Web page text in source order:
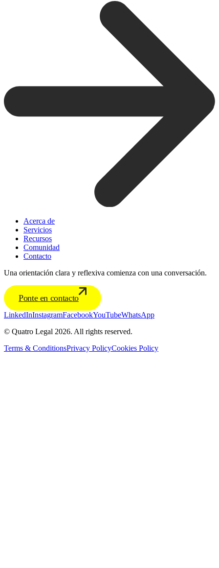
Acerca de
Servicios
Recursos
Comunidad
Contacto
Una orientación clara y reflexiva comienza con una conversación.
Ponte en contacto
LinkedInInstagramFacebookYouTubeWhatsApp
© Quatro Legal 2026. All rights reserved.
Terms & ConditionsPrivacy PolicyCookies Policy